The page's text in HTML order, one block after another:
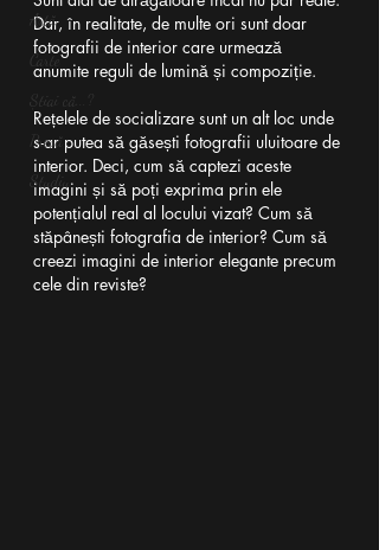
Artă
Carte
Știai că...?
Presă
Studiu
Dar, în realitate, de multe ori sunt doar
fotografii de interior care urmează
anumite reguli de lumină și compoziție.
Rețelele de socializare sunt un alt loc unde
s-ar putea să găsești fotografii uluitoare de
interior. Deci, cum să captezi aceste
imagini și să poți exprima prin ele
potențialul real al locului vizat? Cum să
stăpânești fotografia de interior? Cum să
creezi imagini de interior elegante precum
cele din reviste?